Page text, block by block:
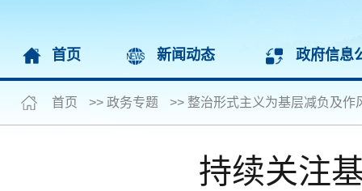
首页 新闻动态 政府信息
首页 >> 政务专题 >> 整治形式主义为基层减负及作
持续关注